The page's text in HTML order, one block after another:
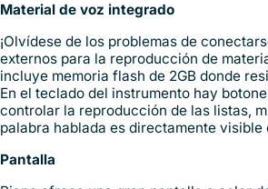
Material de voz integrado
¡Olvídese de los problemas de
externos para la reproducción de
incluye memoria flash de 2GB donde
En el teclado del instrumento hay
controlar la reproducción de las listas,
palabra hablada es directamente visible
Pantalla